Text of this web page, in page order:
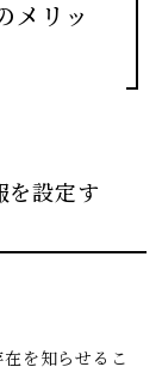
リッ
設定す
を知らせるこ